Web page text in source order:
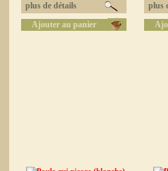
plus de détails
Ajouter au panier
plus